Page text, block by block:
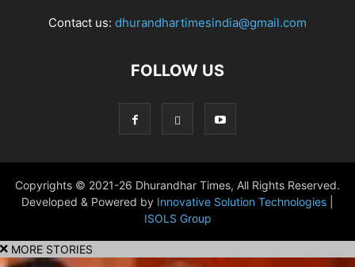
Contact us: dhurandhartimesindia@gmail.com
FOLLOW US
Copyrights © 2021-26 Dhurandhar Times, All Rights Reserved.
Developed & Powered by Innovative Solution Technologies
ISOLS Group
MORE STORIES